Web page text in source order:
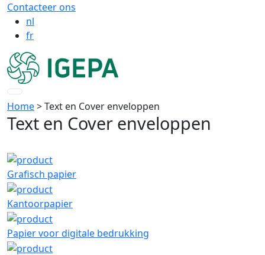
Contacteer ons
nl
fr
Home> Text en Cover enveloppen
Text en Cover enveloppen
Grafisch papier
Kantoorpapier
Papier voor digitale bedrukking